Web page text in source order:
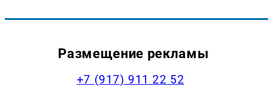
Размещение рекламы
+7 (917) 911 22 52